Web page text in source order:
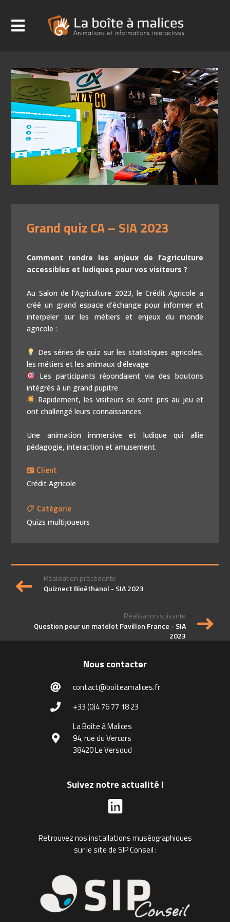
Grand quiz CA – SIA 2023
Comment rendre les enjeux de l’agriculture
accessibles et ludiques pour vos visiteurs ?
Au Salon de l’Agriculture 2023, le Crédit Agricole a
créé un grand espace d’échange pour informer et
interpeler sur les métiers et enjeux du monde
agricole :
Des séries de quiz sur les statistiques agricoles,
les métiers et les animaux d’élevage
Les participants répondaient via des boutons
intégrés à un grand pupitre
Rapidement, les visiteurs se sont pris au jeu et
ont challengé leurs connaissances
Une animation immersive et ludique qui allie
pédagogie, interaction et amusement.
Client
Crédit Agricole
Catégorie
Quizs multijoueurs
Réalisation précédente
Quiznect Bioéthanol - SIA 2023
Réalisation suivante
Question pour un matelot Pavillon France - SIA
2023
Nous contacter
contact@boiteamalices.fr
+33 (0)4 76 77 18 23
La Boîte à Malices
94, rue du Vercors
38420 Le Versoud
Suivez notre actualité !
Retrouvez nos installations muséographiques
sur le site de SIP Conseil :